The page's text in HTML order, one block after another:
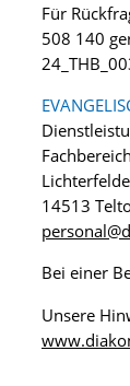
Für
508 140
14513
Bei einer
Unsere